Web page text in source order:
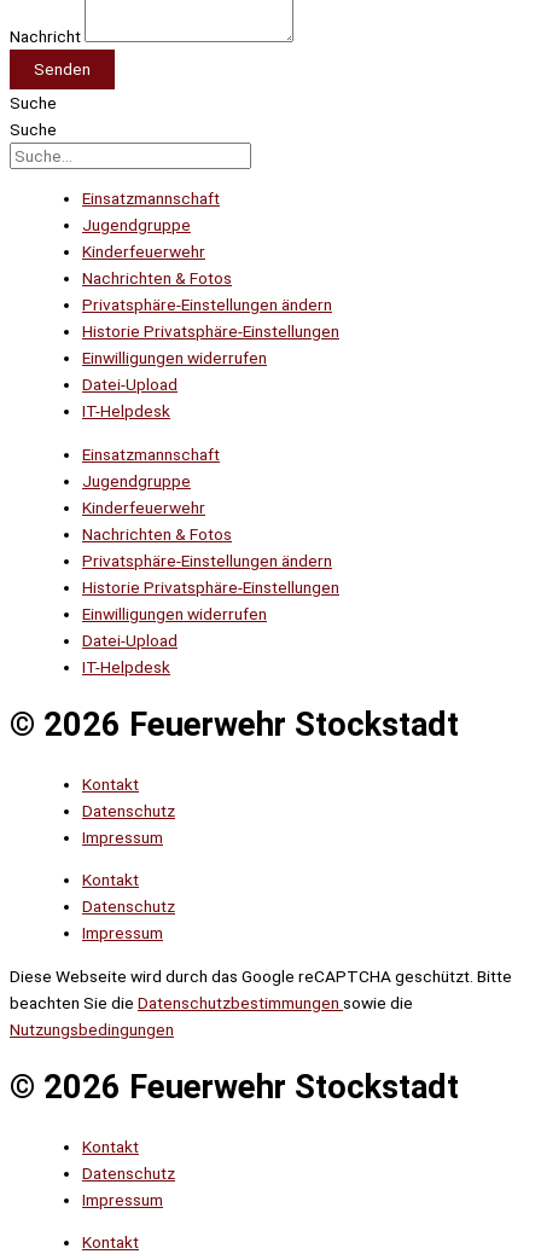
Nachricht
Senden
Suche
Suche
Einsatzmannschaft
Jugendgruppe
Kinderfeuerwehr
Nachrichten & Fotos
Privatsphäre-Einstellungen ändern
Historie Privatsphäre-Einstellungen
Einwilligungen widerrufen
Datei-Upload
IT-Helpdesk
Einsatzmannschaft
Jugendgruppe
Kinderfeuerwehr
Nachrichten & Fotos
Privatsphäre-Einstellungen ändern
Historie Privatsphäre-Einstellungen
Einwilligungen widerrufen
Datei-Upload
IT-Helpdesk
© 2026 Feuerwehr Stockstadt
Kontakt
Datenschutz
Impressum
Kontakt
Datenschutz
Impressum
Diese Webseite wird durch das Google reCAPTCHA geschützt. Bitte
beachten Sie die Datenschutzbestimmungen sowie die
Nutzungsbedingungen
© 2026 Feuerwehr Stockstadt
Kontakt
Datenschutz
Impressum
Kontakt